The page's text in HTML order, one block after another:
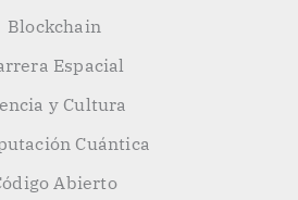
Blockchain
Espacial
y Cultura
Cuántica
Abierto